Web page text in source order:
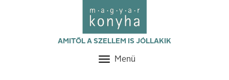
AMITŐL A SZELLEM IS JÓLLAKIK
Toggle
Menü